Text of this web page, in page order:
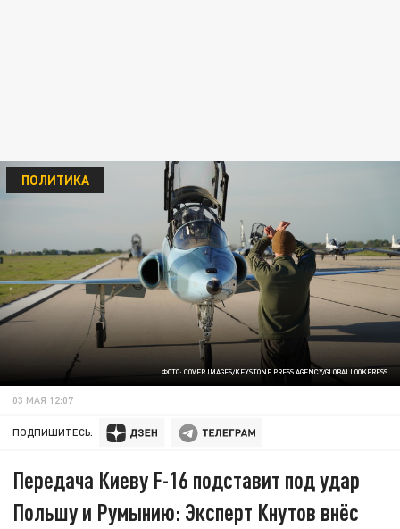
ФОТО: COVER IMAGES/KEYSTONE PRESS AGENCY/GLOBALLOOKPRESS
ПОЛИТИКА
03 МАЯ 12:07
ПОДПИШИТЕСЬ:
Передача Киеву F-16 подставит под удар
Польшу и Румынию: Эксперт Кнутов внёс